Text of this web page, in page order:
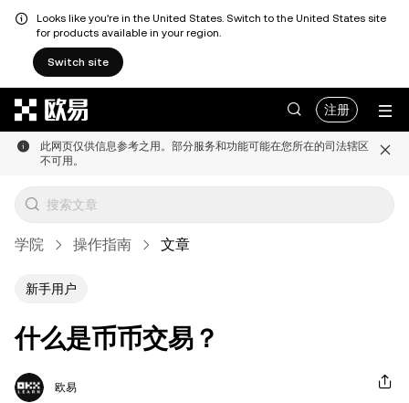
Looks like you're in the United States. Switch to the United States site
for products available in your region.
Switch site
注册
此网页仅供信息参考之用。部分服务和功能可能在您所在的司法辖区
不可用。
学院 操作指南 文章
新手用户
什么是币币交易？
欧易